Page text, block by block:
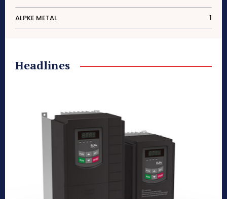
ALPKE METAL 1
Headlines